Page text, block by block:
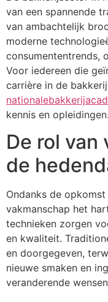
van een spannende
van ambachtelijk
moderne
consumententrends,
Voor iedereen die
carrière in de
kennis en opleidingen.
De rol van
de
Ondanks de
vakmanschap het
technieken zorgen
en kwaliteit.
en doorgegeven,
nieuwe smaken en
veranderende